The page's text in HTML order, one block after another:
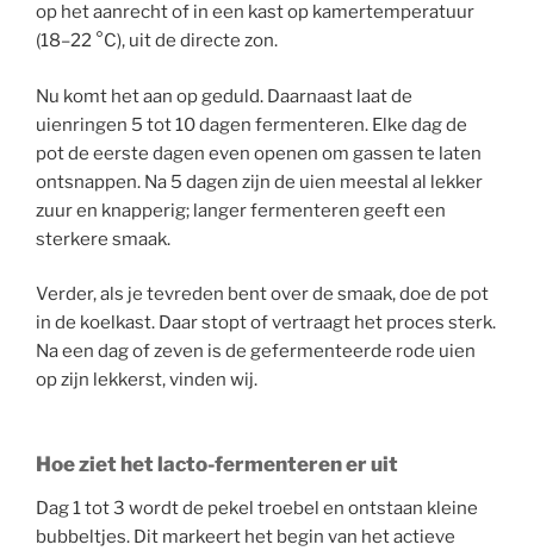
op het aanrecht of in een kast op kamertemperatuur
(18–22 °C), uit de directe zon.
Nu komt het aan op geduld. Daarnaast laat de
uienringen 5 tot 10 dagen fermenteren. Elke dag de
pot de eerste dagen even openen om gassen te laten
ontsnappen. Na 5 dagen zijn de uien meestal al lekker
zuur en knapperig; langer fermenteren geeft een
sterkere smaak.
Verder, als je tevreden bent over de smaak, doe de pot
in de koelkast. Daar stopt of vertraagt het proces sterk.
Na een dag of zeven is de gefermenteerde rode uien
op zijn lekkerst, vinden wij.
Hoe ziet het lacto-fermenteren er uit
Dag 1 tot 3 wordt de pekel troebel en ontstaan kleine
bubbeltjes. Dit markeert het begin van het actieve